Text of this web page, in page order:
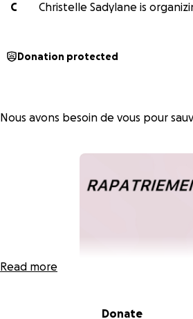
C
Christelle Sadylane is
Donation protected
Nous avons besoin de vous pour
Read more
Donate